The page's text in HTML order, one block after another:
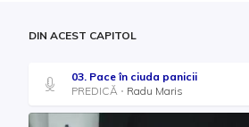
DIN ACEST CAPITOL
03. Pace în ciuda panicii
PREDICĂ
Radu Maris